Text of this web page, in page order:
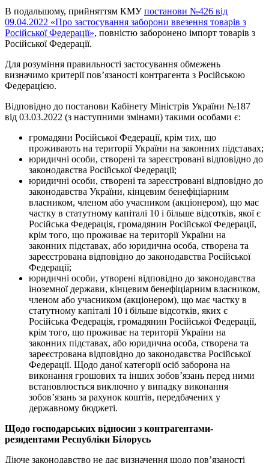
В подальшому, прийняттям КМУпостанови №426 від
09.04.2022 «Про застосування заборони ввезення товарів з
Російської Федерації», повністю заборонено імпорт товарів з
Російської Федерації.
Для розуміння правильності застосування обмежень
визначимо критерії пов’язаності контрагента з Російською
Федерацією.
Відповідно до постанови Кабінету Міністрів України №187
від 03.03.2022 (з наступними змінами) такими особами є:
громадяни Російської Федерації, крім тих, що
проживають на території України на законних підставах;
юридичні особи, створені та зареєстровані відповідно до
законодавства Російської Федерації;
юридичні особи, створені та зареєстровані відповідно до
законодавства України, кінцевим бенефіціарним
власником, членом або учасником (акціонером), що має
частку в статутному капіталі 10 і більше відсотків, якої є
Російська Федерація, громадянин Російської Федерації,
крім того, що проживає на території України на
законних підставах, або юридична особа, створена та
зареєстрована відповідно до законодавства Російської
Федерації;
юридичні особи, утворені відповідно до законодавства
іноземної держави, кінцевим бенефіціарним власником,
членом або учасником (акціонером), що має частку в
статутному капіталі 10 і більше відсотків, яких є
Російська Федерація, громадянин Російської Федерації,
крім того, що проживає на території України на
законних підставах, або юридична особа, створена та
зареєстрована відповідно до законодавства Російської
Федерації. Щодо даної категорії осіб заборона на
виконання грошових та інших зобов’язань перед ними
встановлюється виключно у випадку виконання
зобов’язань за рахунок коштів, передбачених у
державному бюджеті.
Щодо господарських відносин з контрагентами-
резидентами Республіки Білорусь
Діюче законодавство не дає визначення щодо пов’язаності